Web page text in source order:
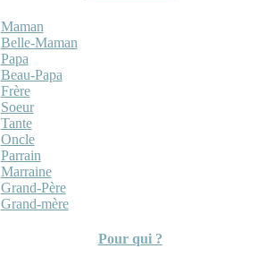
Maman
Belle-Maman
Papa
Beau-Papa
Frère
Soeur
Tante
Oncle
Parrain
Marraine
Grand-Père
Grand-mère
Pour qui ?